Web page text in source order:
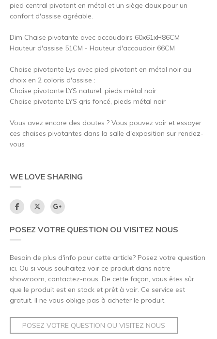
pied central pivotant en métal et un siège doux pour un
confort d'assise agréable.
Dim Chaise pivotante avec accoudoirs 60x61xH86CM
Hauteur d'assise 51CM - Hauteur d'accoudoir 66CM
Chaise pivotante Lys avec pied pivotant en métal noir au
choix en 2 coloris d'assise :
Chaise pivotante LYS naturel, pieds métal noir
Chaise pivotante LYS gris foncé, pieds métal noir
Vous avez encore des doutes ? Vous pouvez voir et essayer
ces chaises pivotantes dans la salle d'exposition sur rendez-
vous
WE LOVE SHARING
POSEZ VOTRE QUESTION OU VISITEZ NOUS
Besoin de plus d'info pour cette article? Posez votre question
ici. Ou si vous souhaitez voir ce produit dans notre
showroom, contactez-nous. De cette façon, vous êtes sûr
que le produit est en stock et prêt à voir. Ce service est
gratuit. Il ne vous oblige pas à acheter le produit.
POSEZ VOTRE QUESTION OU VISITEZ NOUS